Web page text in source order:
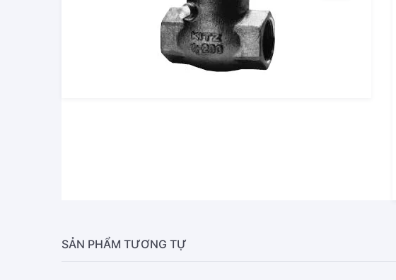
SẢN PHẨM TƯƠNG TỰ